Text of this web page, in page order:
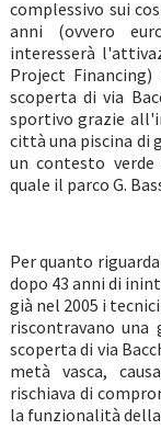
complessivo sui
anni (ovvero
interesserà
Project
scoperta di via
sportivo grazie
città una piscina di
un contesto
quale il parco G.
Per quanto
dopo 43 anni di
già nel 2005 i
riscontravano
scoperta di via
metà vasca,
rischiava di
la funzionalità della